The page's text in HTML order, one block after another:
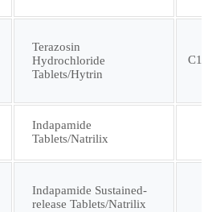
Terazosin
Hydrochloride
Tablets/Hytrin
Indapamide
Tablets/Natrilix
Indapamide Sustained-
release Tablets/Natrilix